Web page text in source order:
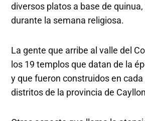
diversos platos a base de
durante la semana religiosa.
La gente que arribe al valle del
los 19 templos que datan de la
y que fueron construidos en cada
distritos de la provincia de